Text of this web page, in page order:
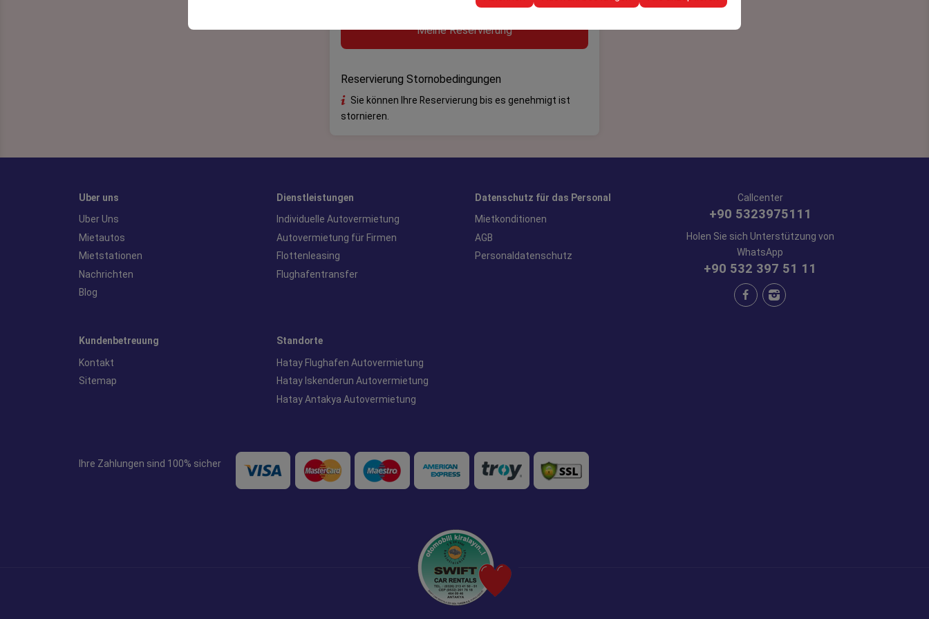
Meine Reservierung
Reservierung Stornobedingungen
Sie können Ihre Reservierung bis es genehmigt ist
stornieren.
Uber uns
Uber Uns
Mietautos
Mietstationen
Nachrichten
Blog
Dienstleistungen
Individuelle Autovermietung
Autovermietung für Firmen
Flottenleasing
Flughafentransfer
Datenschutz für das Personal
Mietkonditionen
AGB
Personaldatenschutz
Kundenbetreuung
Kontakt
Sitemap
Standorte
Hatay Flughafen Autovermietung
Hatay Iskenderun Autovermietung
Hatay Antakya Autovermietung
Callcenter
+90 5323975111
Holen Sie sich Unterstützung von
WhatsApp
+90 532 397 51 11
Ihre Zahlungen sind 100% sicher